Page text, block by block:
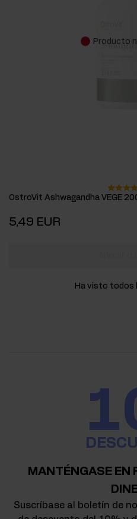
Producto
OstroVit Ashwagandha VEGE
5,49 EUR
Ha visto todos
MANTÉNGASE EN
Suscríbase al boletín de